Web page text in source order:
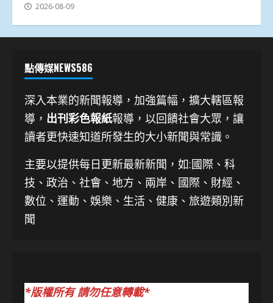
2026-08-09
點傳媒NEWS586
深入本業的新聞報導，加強篇幅，擴大轄區報
導， 出刊彩色報紙報導，以回饋社會大眾，讓
讀者更快速知道所發生的大小新聞與常識。
主要以提供每日更新最新新聞 ，如:國際、科
技、 政治、社會、地方、兩岸、國際、財經、
數位、運動、娛樂、生活、健康、旅遊類別新
聞
*版權所有 請勿任意轉載*